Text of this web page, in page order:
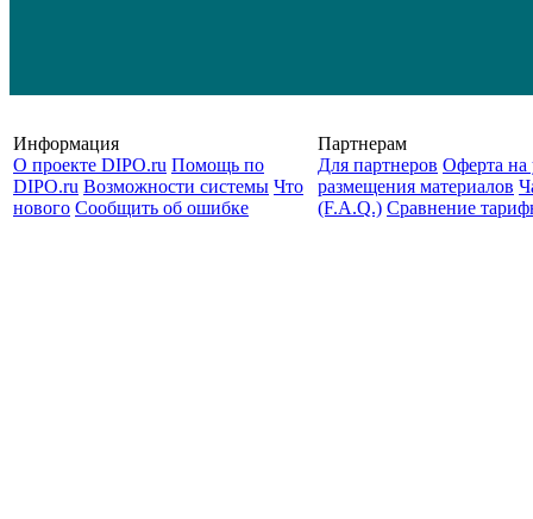
Информация
О проекте DIPO.ru Помощь по
DIPO.ru Возможности системы Что
нового Сообщить об ошибке
Партнерам
Для партнеров Оферта на
размещения материалов
(F.A.Q.) Cравнение